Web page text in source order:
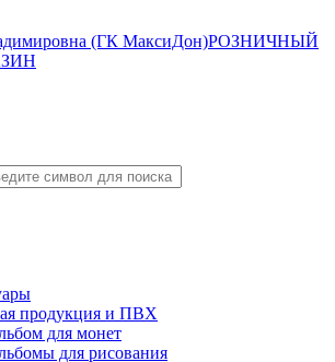
(ГК МаксиДон)РОЗНИЧНЫЙ
продукция и ПВХ
для монет
для рисования